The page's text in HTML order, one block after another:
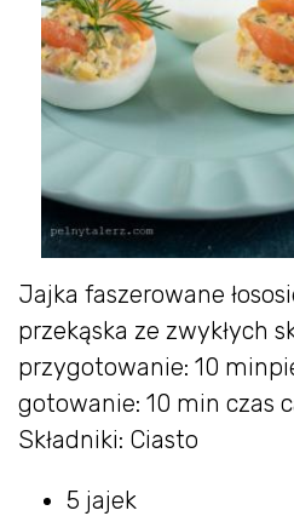
Jajka faszerowane
przekąska ze zwykłych
przygotowanie: 10
gotowanie: 10 min czas
Składniki: Ciasto
5 jajek